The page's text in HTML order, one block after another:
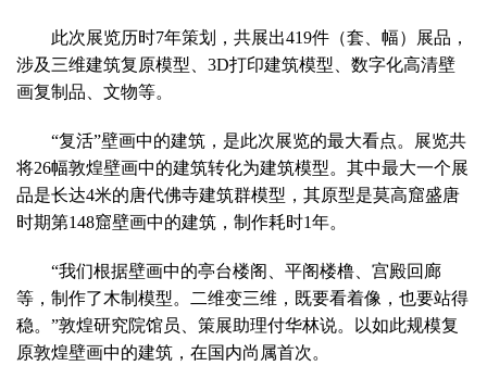
此次展览历时7年策划，共展出419件（套、幅）展品，
涉及三维建筑复原模型、3D打印建筑模型、数字化高清壁
画复制品、文物等。
“复活”壁画中的建筑，是此次展览的最大看点。展览共
将26幅敦煌壁画中的建筑转化为建筑模型。其中最大一个展
品是长达4米的唐代佛寺建筑群模型，其原型是莫高窟盛唐
时期第148窟壁画中的建筑，制作耗时1年。
“我们根据壁画中的亭台楼阁、平阁楼橹、宫殿回廊
等，制作了木制模型。二维变三维，既要看着像，也要站得
稳。”敦煌研究院馆员、策展助理付华林说。以如此规模复
原敦煌壁画中的建筑，在国内尚属首次。